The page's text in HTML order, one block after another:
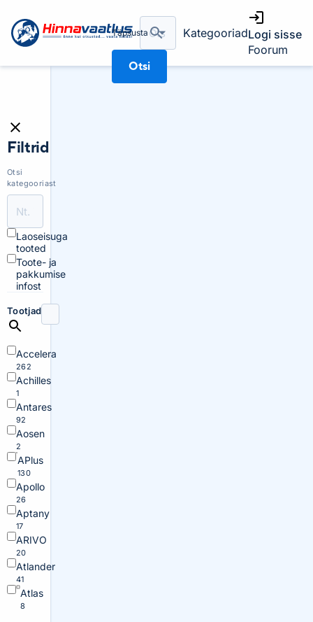
Täpsusta
Otsi
KategooriadLogi sisse
Foorum
Filtrid
Otsi
kategooriast
Laoseisuga
tooted
Toote- ja
pakkumise
infost
Tootjad
Accelera
262
Achilles
1
Antares
92
Aosen
2
APlus
130
Apollo
26
Aptany
17
ARIVO
20
Atlander
41
Atlas
8